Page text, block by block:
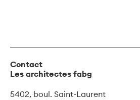
Contact
Les architectes fabg
5402, boul. Saint-Laurent